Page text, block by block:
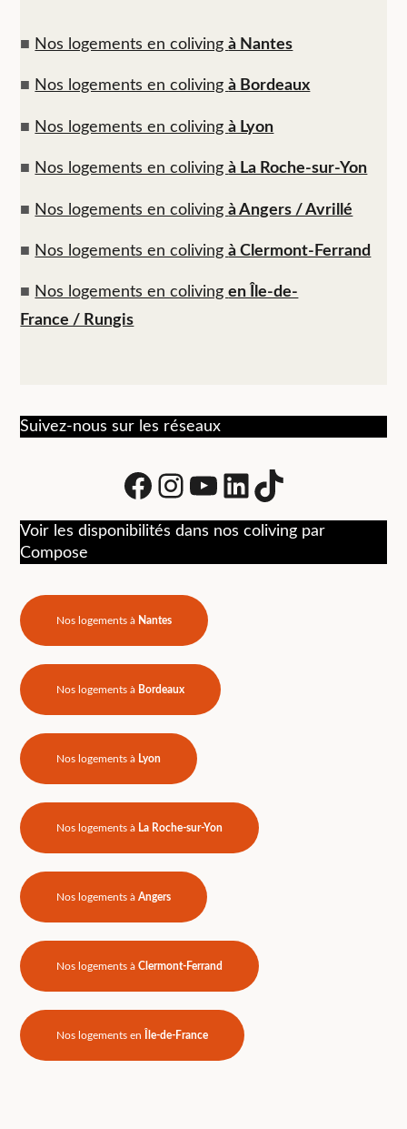
■ Nos logements en colivingà Nantes
■ Nos logements en colivingà Bordeaux
■ Nos logements en colivingà Lyon
■ Nos logements en colivingà La Roche-sur-Yon
■ Nos logements en colivingà Angers / Avrillé
■ Nos logements en colivingà Clermont-Ferrand
■ Nos logements en colivingen Île-de-
France / Rungis
Suivez-nous sur les réseaux
Facebook
Instagram
Youtube
LinkedIn
tiktok
Voir les disponibilités dans nos coliving par
Compose
Nos logements à Nantes
Nos logements à Bordeaux
Nos logements à Lyon
Nos logements à La Roche-sur-Yon
Nos logements àAngers
Nos logements àClermont-Ferrand
Nos logements en Île-de-France